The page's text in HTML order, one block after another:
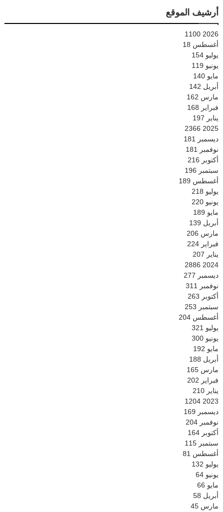
أرشيف الموقع
2026
1100
أغسطس 18
يوليو 154
يونيو 119
مايو 140
أبريل 142
مارس 162
فبراير 168
يناير 197
2025
2366
ديسمبر 181
نوفمبر 181
أكتوبر 216
سبتمبر 196
أغسطس 189
يوليو 218
يونيو 220
مايو 189
أبريل 139
مارس 206
فبراير 224
يناير 207
2024
2886
ديسمبر 277
نوفمبر 311
أكتوبر 263
سبتمبر 253
أغسطس 204
يوليو 321
يونيو 300
مايو 192
أبريل 188
مارس 165
فبراير 202
يناير 210
2023
1204
ديسمبر 169
نوفمبر 204
أكتوبر 164
سبتمبر 115
أغسطس 81
يوليو 132
يونيو 64
مايو 66
أبريل 58
مارس 45